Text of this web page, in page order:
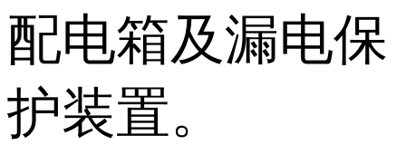
配电箱及漏电保
护装置。